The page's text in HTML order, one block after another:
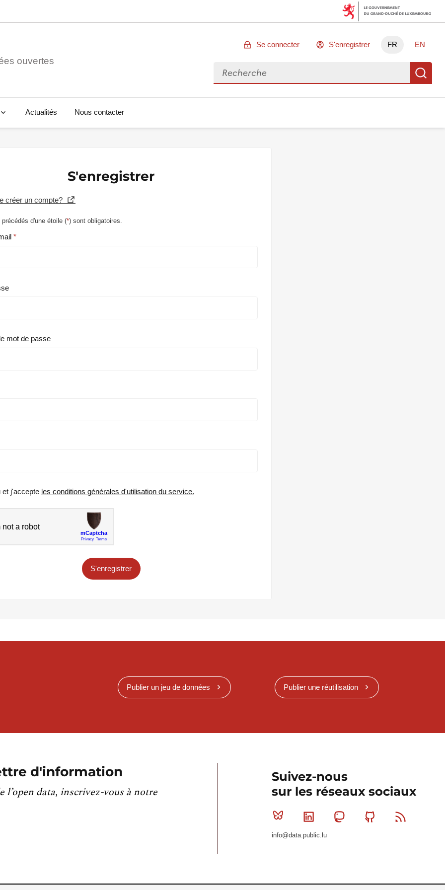
ouvertes
Se connecter S'enregistrer FR EN
Rechercher des données
Actualités Nous contacter
S'enregistrer
créer un compte?
d'une étoile (*) sont obligatoires.
mot de passe
et j'accepte les conditions générales d'utilisation du service.
S'enregistrer
Publier un jeu de données Publier une réutilisation
d'information
l’open data, inscrivez-vous à notre
Suivez-nous
sur les réseaux sociaux
Bluesky Linkedin MastodonGithub
info@data.public.lu